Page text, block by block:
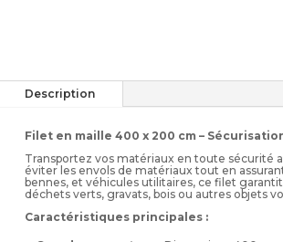
Description
Filet en maille 400 x 200 cm –
Transportez vos matériaux en toute sécurité
éviter les envols de matériaux tout en
bennes, et véhicules utilitaires, ce filet
déchets verts, gravats, bois ou autres objets
Caractéristiques principales :